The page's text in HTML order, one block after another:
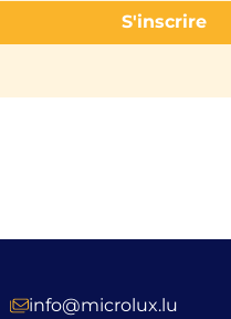
S'inscrire
info@microlux.lu